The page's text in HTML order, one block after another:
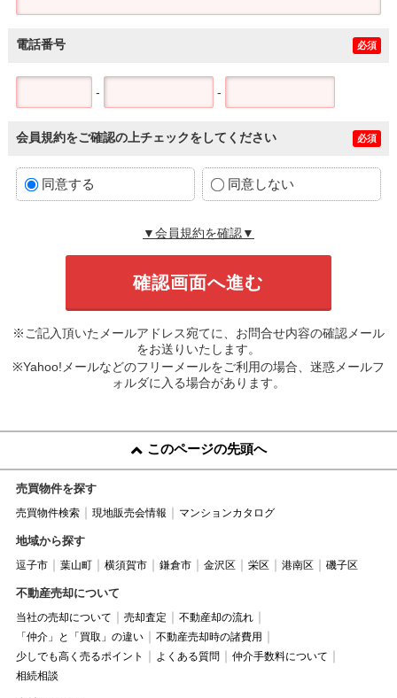
電話番号 必須
- -
会員規約をご確認の上チェックをしてください 必須
同意する 同意しない
▼会員規約を確認▼
※ご記入頂いたメールアドレス宛てに、お問合せ内容の確認メール
をお送りいたします。
※Yahoo!メールなどのフリーメールをご利用の場合、迷惑メールフ
ォルダに入る場合があります。
このページの先頭へ
売買物件を探す
売買物件検索 現地販売会情報 マンションカタログ
地域から探す
逗子市 葉山町 横須賀市 鎌倉市 金沢区 栄区 港南区 磯子区
不動産売却について
当社の売却について 売却査定
不動産却の流れ
「仲介」と「買取」の違い
不動産売却時の諸費用
少しでも高く売るポイント
よくある質問
仲介手数料について
相続相談